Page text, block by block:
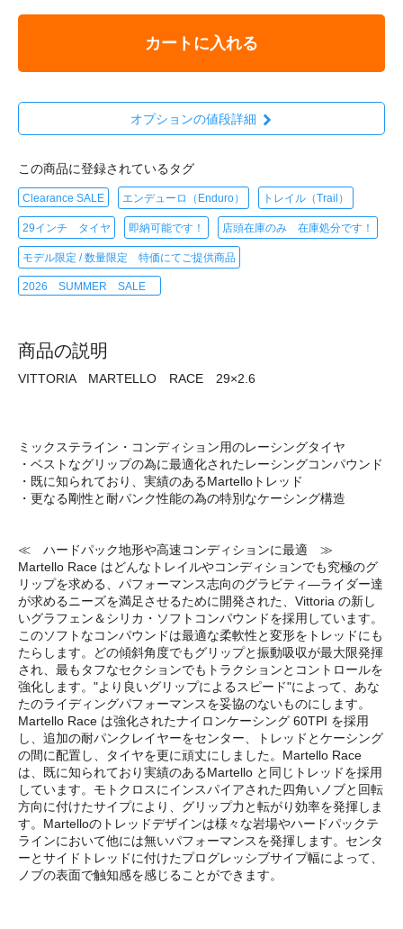
カートに入れる
オプションの値段詳細
この商品に登録されているタグ
Clearance SALE エンデューロ（Enduro） トレイル（Trail）
29インチ タイヤ 即納可能です！ 店頭在庫のみ 在庫処分です！
モデル限定 / 数量限定 特価にてご提供商品
2026 SUMMER SALE
商品の説明
VITTORIA MARTELLO RACE 29×2.6
ミックステライン・コンディション用のレーシングタイヤ
・ベストなグリップの為に最適化されたレーシングコンパウンド
・既に知られており、実績のあるMartelloトレッド
・更なる剛性と耐パンク性能の為の特別なケーシング構造
≪ ハードパック地形や高速コンディションに最適 ≫
Martello Race はどんなトレイルやコンディションでも究極のグ
リップを求める、パフォーマンス志向のグラビティ―ライダー達
が求めるニーズを満足させるために開発された、Vittoria の新し
いグラフェン＆シリカ・ソフトコンパウンドを採用しています。
このソフトなコンパウンドは最適な柔軟性と変形をトレッドにも
たらします。どの傾斜角度でもグリップと振動吸収が最大限発揮
され、最もタフなセクションでもトラクションとコントロールを
強化します。"より良いグリップによるスピード"によって、あな
たのライディングパフォーマンスを妥協のないものにします。
Martello Race は強化されたナイロンケーシング 60TPI を採用
し、追加の耐パンクレイヤーをセンター、トレッドとケーシング
の間に配置し、タイヤを更に頑丈にしました。Martello Race
は、既に知られており実績のあるMartello と同じトレッドを採用
しています。モトクロスにインスパイアされた四角いノブと回転
方向に付けたサイプにより、グリップ力と転がり効率を発揮しま
す。Martelloのトレッドデザインは様々な岩場やハードパックテ
ラインにおいて他には無いパフォーマンスを発揮します。センタ
ーとサイドトレッドに付けたプログレッシブサイプ幅によって、
ノブの表面で触知感を感じることができます。